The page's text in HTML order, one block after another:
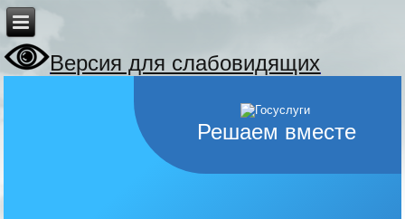
Версия для слабовидящих
Решаем вместе